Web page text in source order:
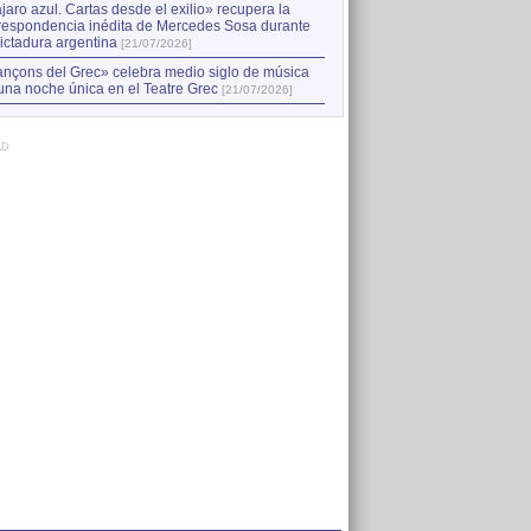
azul. Cartas desde el exilio» recupera la
inédita de Mercedes Sosa durante
argentina [21/07/2026]
del Grec» celebra medio siglo de música
noche única en el Teatre Grec [21/07/2026]